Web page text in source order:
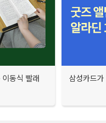
동식 빨래
삼성카드